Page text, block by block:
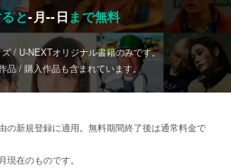
と-月--日まで無料
/ U-NEXTオリジナル書籍のみです。
品 / 購入作品も含まれています。
新規登録に適用。無料期間終了後は通常料金で
在のものです。